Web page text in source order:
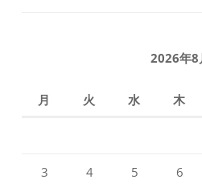
2026年8
月 火 水 木
3 4 5 6